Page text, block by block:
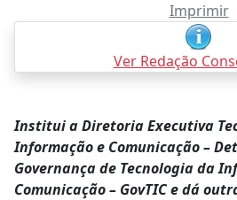
Imprimir
Ver Redação
Institui a Diretoria Executiva
Informação e Comunicação –
Governança de Tecnologia da
Comunicação – GovTIC e dá